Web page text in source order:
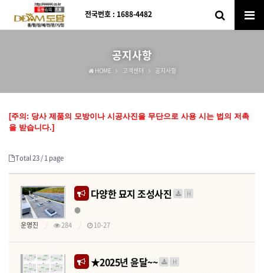
전국번호 : 1688-4482
공지사항
HOME 고객센터 공지사항
[주의: 당사 제품의 모방이나 시공사진을 무단으로 사용 시는 법의 저촉
을 받습니다.]
Total 23 /1 page
다양한 묘지 조성사진 H
●
운영진
284 10-27
★2025년 윤달~~ H